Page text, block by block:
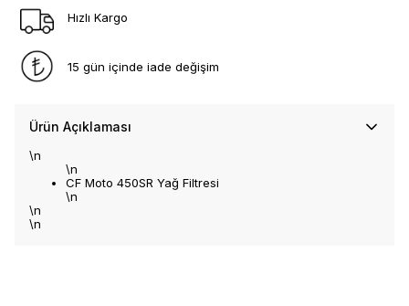
Hızlı Kargo
15 gün içinde iade değişim
Ürün Açıklaması
\n
\n
CF Moto 450SR Yağ Filtresi
\n
\n
\n